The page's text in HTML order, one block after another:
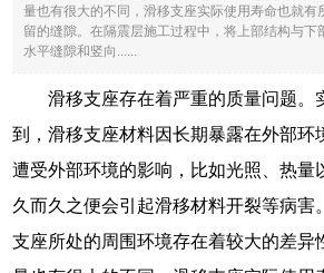
量也有很大的不同，滑移支座实际使用寿命也就有
留的缝隙。在隔震层施工过程中，将上部结构与下
水平缝隙和竖向......
滑移支座存在着严重的质量问题。
到，滑移支座材料因长期暴露在外部环
遭受外部环境的影响，比如光照、热量
久而久之便会引起滑移材料开裂等病害
支座所处的周围环境存在着较大的差异